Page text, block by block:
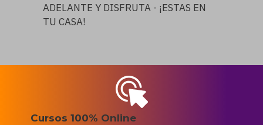
ADELANTE Y DISFRUTA - ¡ESTAS EN
TU CASA!
Cursos 100% Online